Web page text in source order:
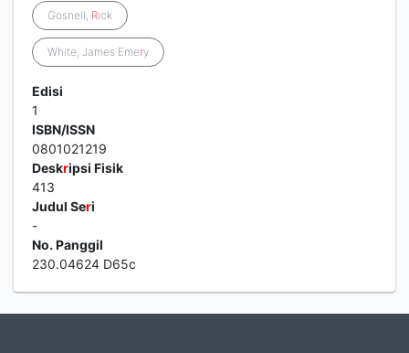
Gosnell, Rick
White, James Emery
Edisi
1
ISBN/ISSN
0801021219
Deskripsi Fisik
413
Judul Seri
-
No. Panggil
230.04624 D65c